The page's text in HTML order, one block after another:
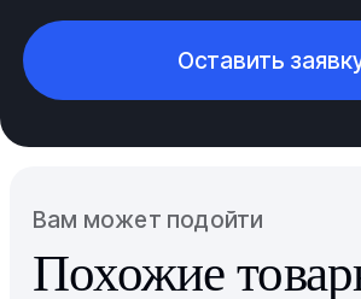
Оставить
Вам может подойти
Похожие